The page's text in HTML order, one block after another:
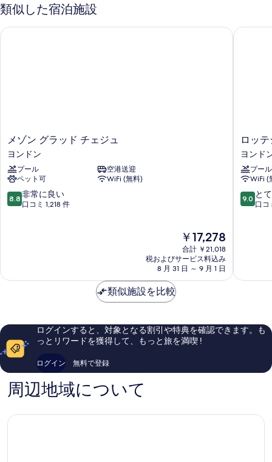
す
る
グ
ル
す
べ
て
の
写
す
イ
ト
類似した宿泊施設
メ
ゾ
ン
グ
ラ
ッ
ド
ド
メゾン グラッド チェジュ
ヨンドン
プール
空港送迎
ペット可
WiFi (無料)
10
段
良
ミ
件
件
コ
ミ
8.8 非常に良い
口コミ 1,218 件
現
在
の
料
金
￥17,278
合計 ￥21,018
税およびサービス料込み
8 月 31 日 ～ 9 月 1 日
メゾン グラッド チェジュ
ロ
ッ
テ
シ
テ
ィ
ホ
ヨ
ロッ
ヨンド
プール
WiFi (
10
段
素
い、
口
口
9.0 と
口コ
ロッテ
類似施設を比較
ログインすると、対象となる割引や特典を確認できます。も
っとリワードを獲得して、もっと旅を満喫 !
ログイン 無料で登録
周辺地域について